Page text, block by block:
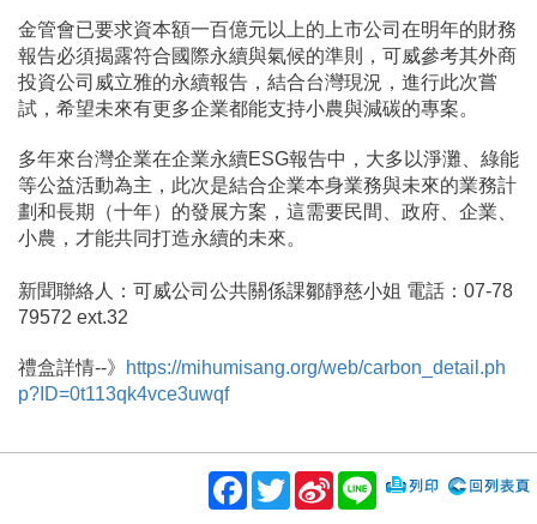
金管會已要求資本額一百億元以上的上市公司在明年的財務
報告必須揭露符合國際永續與氣候的準則，可威參考其外商
投資公司威立雅的永續報告，結合台灣現況，進行此次嘗
試，希望未來有更多企業都能支持小農與減碳的專案。
多年來台灣企業在企業永續ESG報告中，大多以淨灘、綠能
等公益活動為主，此次是結合企業本身業務與未來的業務計
劃和長期（十年）的發展方案，這需要民間、政府、企業、
小農，才能共同打造永續的未來。
新聞聯絡人：可威公司公共關係課鄒靜慈小姐 電話：07-78
79572 ext.32
禮盒詳情--》
https://mihumisang.org/web/carbon_detail.ph
p?ID=0t113qk4vce3uwqf
Facebook
TwitterSina
Weibo
Line